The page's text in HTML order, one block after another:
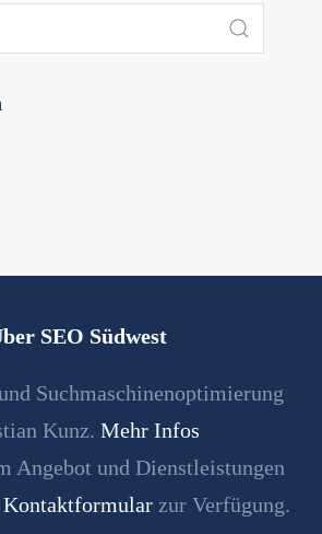
SEO Südwest
Suchmaschinenoptimierung
Kunz. Mehr Infos
Angebot und Dienstleistungen
Kontaktformular zur Verfügung.